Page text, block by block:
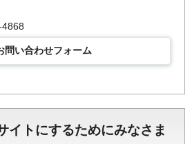
問い合わせフォーム
イトにするためにみなさま